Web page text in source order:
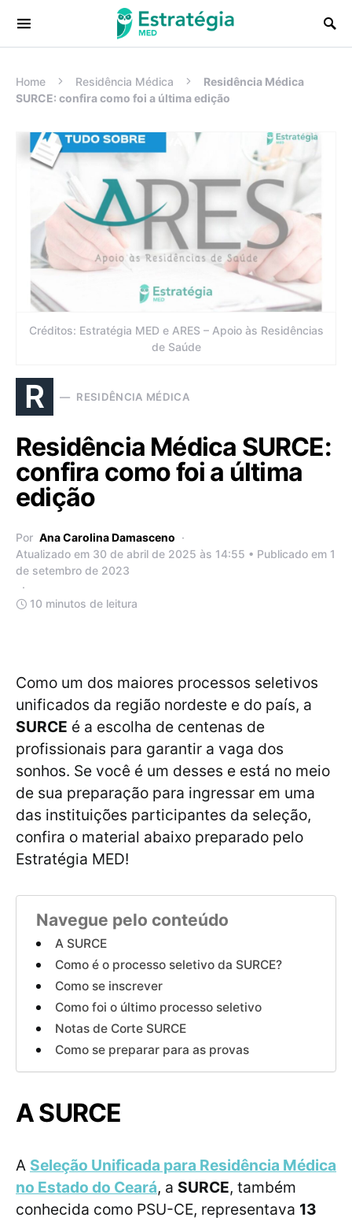
Procurar:
Home Residência Médica
Residência Médica
SURCE: confira como foi a última edição
Créditos: Estratégia MED e ARES – Apoio às Residências
de Saúde
R RESIDÊNCIA MÉDICA
Residência Médica SURCE:
confira como foi a última
edição
Por Ana Carolina Damasceno
Atualizado em 30 de abril de 2025 às 14:55 • Publicado em 1
de setembro de 2023
10 minutos de leitura
Como um dos maiores processos seletivos
unificados da região nordeste e do país, a
SURCE é a escolha de centenas de
profissionais para garantir a vaga dos
sonhos. Se você é um desses e está no meio
de sua preparação para ingressar em uma
das instituições participantes da seleção,
confira o material abaixo preparado pelo
Estratégia MED!
Navegue pelo conteúdo
A SURCE
Como é o processo seletivo da SURCE?
Como se inscrever
Como foi o último processo seletivo
Notas de Corte SURCE
Como se preparar para as provas
A SURCE
A Seleção Unificada para Residência Médica
no Estado do Ceará, a SURCE, também
conhecida como PSU-CE, representava 13